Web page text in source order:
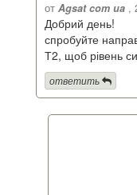
от Agsat com ua ,
Добрий день!
спробуйте
Т2, щоб рівень
ответить